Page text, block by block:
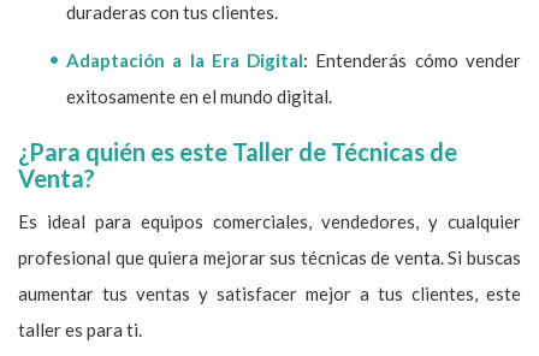
duraderas con tus clientes.
Adaptación a la Era Digital: Entenderás cómo vender
exitosamente en el mundo digital.
¿Para quién es este Taller de Técnicas de
Venta?
Es ideal para equipos comerciales, vendedores, y cualquier
profesional que quiera mejorar sus técnicas de venta. Si buscas
aumentar tus ventas y satisfacer mejor a tus clientes, este
taller es para ti.